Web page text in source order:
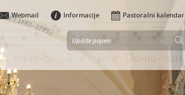
Webmail Informacije Pastoralni kalendar